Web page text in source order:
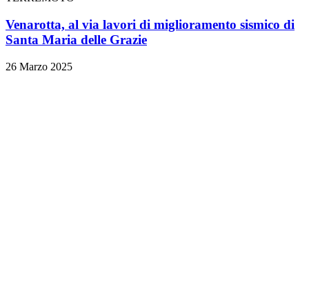
Venarotta, al via lavori di miglioramento sismico di
Santa Maria delle Grazie
26 Marzo 2025